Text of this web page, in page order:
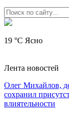
19 °C Ясно
Лента новостей
Олег Михайлов,
сохранил
влиятельности